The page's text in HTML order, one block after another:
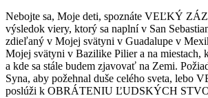
Nebojte sa, Moje deti, spoznáte VEĽKÝ
výsledok viery, ktorý sa naplní v San
zdieľaný v Mojej svätyni v Guadalupe v
Mojej svätyni v Bazilike Pilier a na miestach,
a kde sa stále budem zjavovať na Zemi.
Syna, aby požehnal duše celého sveta,
poslúži k OBRÁTENIU ĽUDSKÝCH